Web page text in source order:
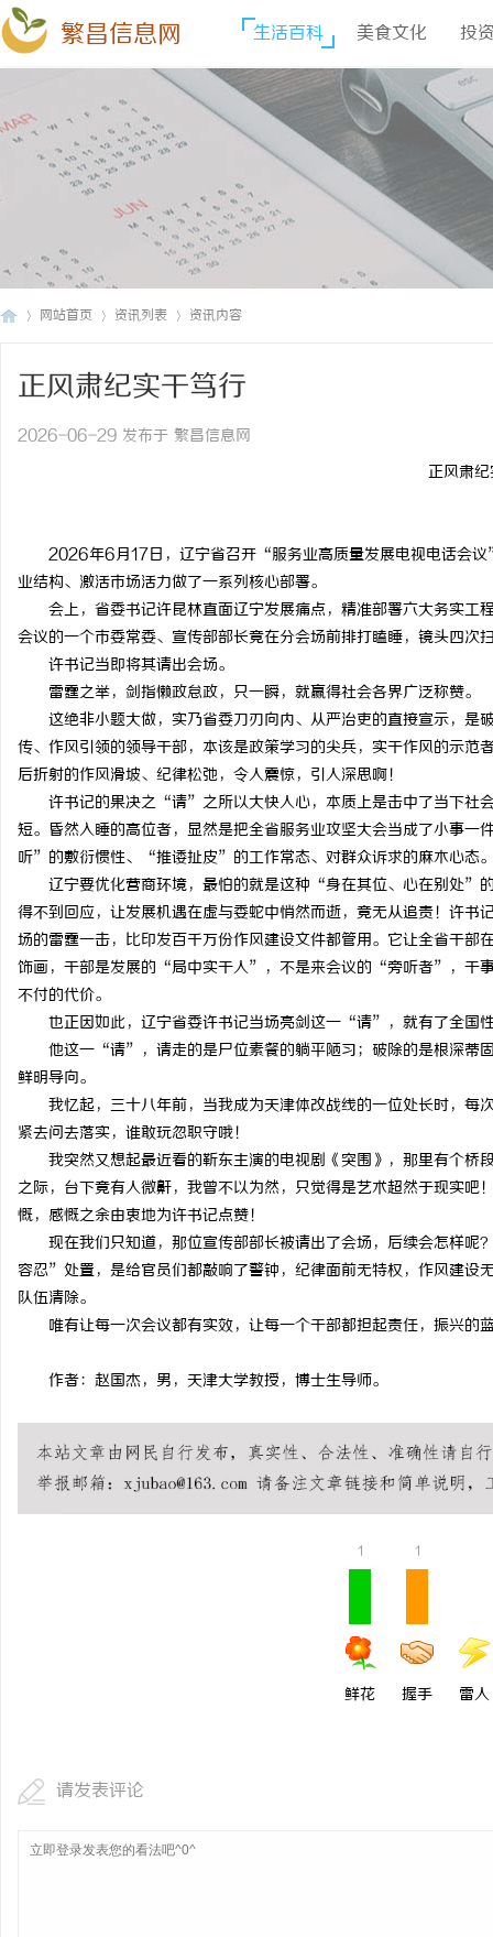
繁昌信息网 生活百科 美食文化 投
网站首页 资讯列表 资讯内容
正风肃纪实干笃行
2026-06-29 发布于 繁昌信息网
正风肃
2026年6月17日，辽宁省召开“服务业高质量发展电视电话会
业结构、激活市场活力做了一系列核心部署。
会上，省委书记许昆林直面辽宁发展痛点，精准部署六大务实
会议的一个市委常委、宣传部部长竟在分会场前排打瞌睡，镜头四次
许书记当即将其请出会场。
雷霆之举，剑指懒政怠政，只一瞬，就赢得社会各界广泛称赞。
这绝非小题大做，实乃省委刀刃向内、从严治吏的直接宣示，
传、作风引领的领导干部，本该是政策学习的尖兵，实干作风的示
后折射的作风滑坡、纪律松弛，令人震惊，引人深思啊！
许书记的果决之“请”之所以大快人心，本质上是击中了当下社
短。昏然入睡的高位者，显然是把全省服务业攻坚大会当成了小事
听”的敷衍惯性、“推诿扯皮”的工作常态、对群众诉求的麻木心态
辽宁要优化营商环境，最怕的就是这种“身在其位、心在别处”
得不到回应，让发展机遇在虚与委蛇中悄然而逝，竟无从追责！许
场的雷霆一击，比印发百千万份作风建设文件都管用。它让全省干
饰画，干部是发展的“局中实干人”，不是来会议的“旁听者”，干
不付的代价。
也正因如此，辽宁省委许书记当场亮剑这一“请”，就有了全国
他这一“请”，请走的是尸位素餐的躺平陋习；破除的是根深蒂
鲜明导向。
我忆起，三十八年前，当我成为天津体改战线的一位处长时，
紧去问去落实，谁敢玩忽职守哦！
我突然又想起最近看的靳东主演的电视剧《突围》，那里有个
之际，台下竟有人微鼾，我曾不以为然，只觉得是艺术超然于现实
慨，感慨之余由衷地为许书记点赞！
现在我们只知道，那位宣传部部长被请出了会场，后续会怎样
容忍”处置，是给官员们都敲响了警钟，纪律面前无特权，作风建设
队伍清除。
唯有让每一次会议都有实效，让每一个干部都担起责任，振兴的
作者：赵国杰，男，天津大学教授，博士生导师。
1
鲜花
1
握手 雷人
请发表评论
深入解析聚合支付代理